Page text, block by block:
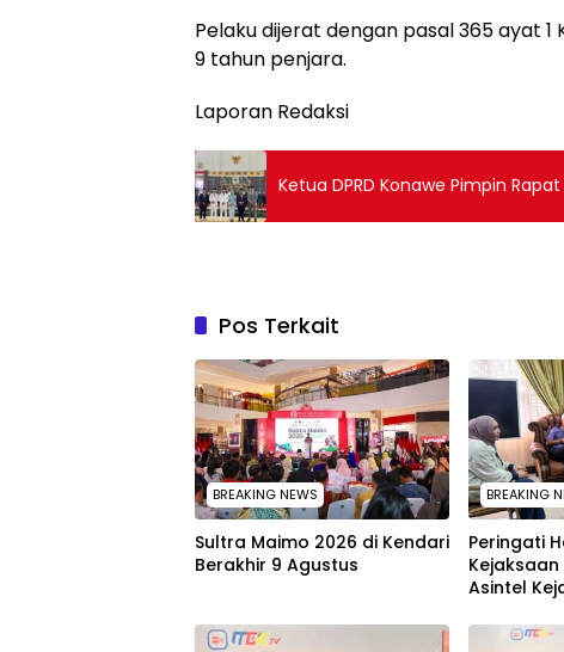
Pelaku dijerat dengan pasal 365 ayat 1
9 tahun penjara.
Laporan Redaksi
Ketua DPRD Konawe Pimpin
Pos Terkait
BREAKING NEWS
Sultra Maimo 2026 di Kendari
Berakhir 9 Agustus
BREAKING
Peringati
Asintel
sampai